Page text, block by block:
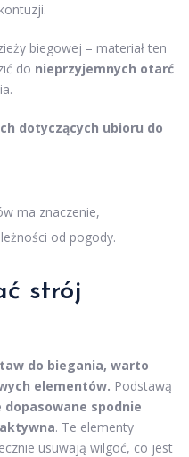
biegowej – materiał ten
do nieprzyjemnych otarć
dotyczących ubioru do
ma znaczenie,
od pogody.
strój
do biegania, warto
elementów. Podstawą
dopasowane spodnie
. Te elementy
usuwają wilgoć, co jest